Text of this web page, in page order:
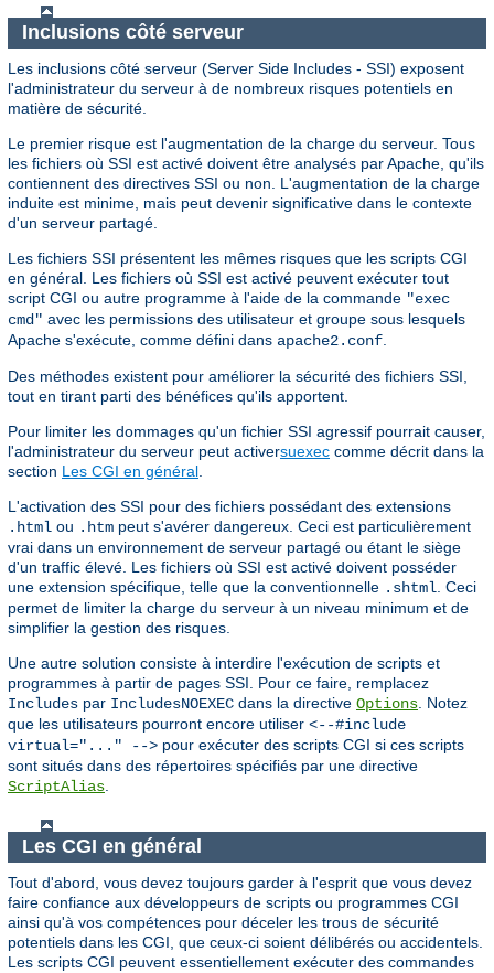
Inclusions côté serveur
Les inclusions côté serveur (Server Side Includes - SSI) exposent
l'administrateur du serveur à de nombreux risques potentiels en
matière de sécurité.
Le premier risque est l'augmentation de la charge du serveur. Tous
les fichiers où SSI est activé doivent être analysés par Apache, qu'ils
contiennent des directives SSI ou non. L'augmentation de la charge
induite est minime, mais peut devenir significative dans le contexte
d'un serveur partagé.
Les fichiers SSI présentent les mêmes risques que les scripts CGI
en général. Les fichiers où SSI est activé peuvent exécuter tout
script CGI ou autre programme à l'aide de la commande "exec
cmd" avec les permissions des utilisateur et groupe sous lesquels
Apache s'exécute, comme défini dans apache2.conf
Des méthodes existent pour améliorer la sécurité des fichiers SSI,
tout en tirant parti des bénéfices qu'ils apportent.
Pour limiter les dommages qu'un fichier SSI agressif pourrait causer,
l'administrateur du serveur peut activersuexec comme décrit dans la
section Les CGI en général
L'activation des SSI pour des fichiers possédant des extensions
.html ou .htm peut s'avérer dangereux. Ceci est particulièrement
vrai dans un environnement de serveur partagé ou étant le siège
d'un traffic élevé. Les fichiers où SSI est activé doivent posséder
une extension spécifique, telle que la conventionnelle .shtml . Ceci
permet de limiter la charge du serveur à un niveau minimum et de
simplifier la gestion des risques.
Une autre solution consiste à interdire l'exécution de scripts et
programmes à partir de pages SSI. Pour ce faire, remplacez
Includes par IncludesNOEXEC dans la directive Options . Notez
que les utilisateurs pourront encore utiliser <--#include
virtual="..." --> pour exécuter des scripts CGI si ces scripts
sont situés dans des répertoires spécifiés par une directive
ScriptAlias
Les CGI en général
Tout d'abord, vous devez toujours garder à l'esprit que vous devez
faire confiance aux développeurs de scripts ou programmes CGI
ainsi qu'à vos compétences pour déceler les trous de sécurité
potentiels dans les CGI, que ceux-ci soient délibérés ou accidentels.
Les scripts CGI peuvent essentiellement exécuter des commandes